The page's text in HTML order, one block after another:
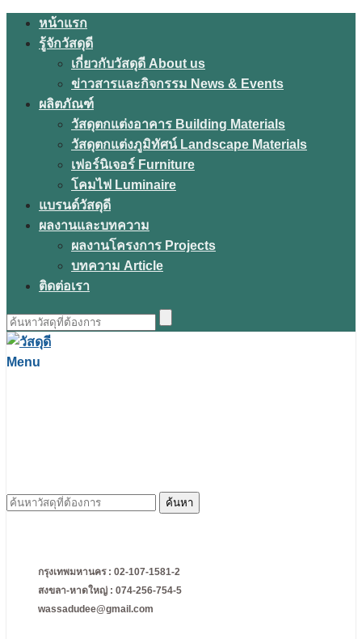
Skip
หน้าแรก
รู้จักวัสดุดี
เกี่ยวกับวัสดุดี About us
ข่าวสารและกิจกรรม News & Events
ผลิตภัณฑ์
วัสดุตกแต่งอาคาร Building Materials
วัสดุตกแต่งภูมิทัศน์ Landscape Materials
เฟอร์นิเจอร์ Furniture
โคมไฟ Luminaire
แบรนด์วัสดุดี
ผลงานและบทความ
ผลงานโครงการ Projects
บทความ Article
ติดต่อเรา
ค้นหา
สำหรับ:
Menu
ค้นหา
กรุงเทพมหานคร : 02-107-1581-2
สงขลา-หาดใหญ่ : 074-256-754-5
wassadudee@gmail.com